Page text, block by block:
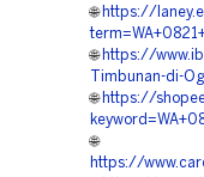
🌐 https://
🌐 https://
Timbunan-di-
🌐 https://
🌐
https://